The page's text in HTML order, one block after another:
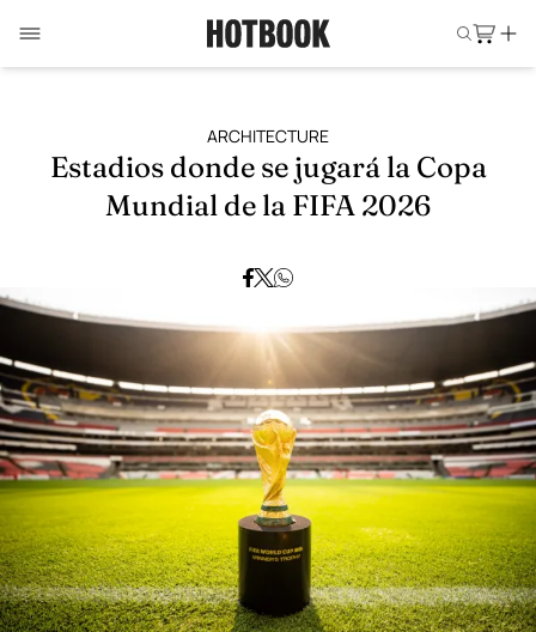
ARCHITECTURE
Estadios donde se jugará la Copa
Mundial de la FIFA 2026